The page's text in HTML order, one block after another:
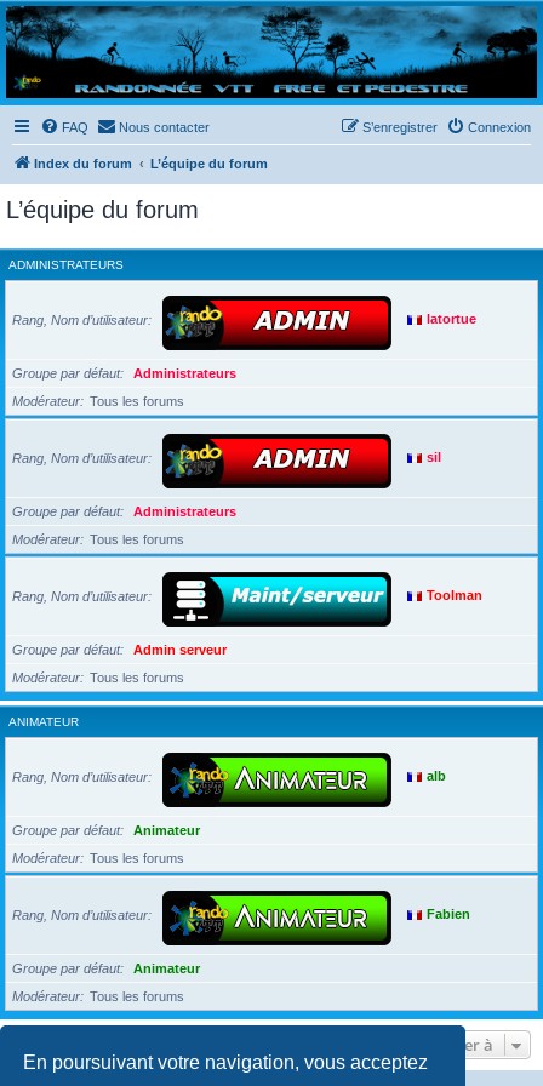
En poursuivant votre navigation, vous acceptez
Randovttfree.fr
Bienvenue sur le site des randos vtt et pédestre de Bretagne . Bonne navigation sur le site
et bonnes randos dans l'Ouest !
FAQ Nous contacter Connexion
S’enregistrer
Index du forum L’équipe du forum
L’équipe du forum
ADMINISTRATEURS
Rang, Nom d’utilisateur latortue
Groupe par défaut
Administrateurs
Modérateur
Tous les forums
Rang, Nom d’utilisateur sil
Groupe par défaut
Administrateurs
Modérateur
Tous les forums
Rang, Nom d’utilisateur Toolman
Groupe par défaut
Admin serveur
Modérateur
Tous les forums
ANIMATEUR
Rang, Nom d’utilisateur alb
Groupe par défaut
Animateur
Modérateur
Tous les forums
Rang, Nom d’utilisateur Fabien
Groupe par défaut
Animateur
Modérateur
Tous les forums
Aller à